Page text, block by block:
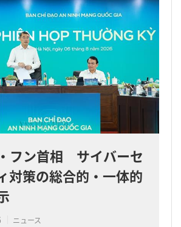
フン首相 サイバーセ
対策の総合的・一体的
ニュース